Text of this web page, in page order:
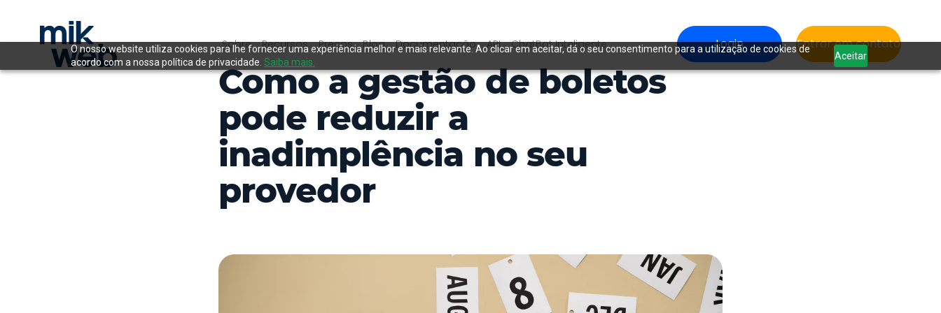
O nosso website utiliza cookies para lhe fornecer uma experiência melhor e mais relevante. Ao clicar em aceitar, dá o seu consentimento para a utilização de cookies de
acordo com a nossa política de privacidade. Saiba mais.
Aceitar
Sobre Recursos Preços Blog Documentação API ChatBot Inteligente Login Entrar em contato
Como a gestão de boletos
pode reduzir a
inadimplência no seu
provedor